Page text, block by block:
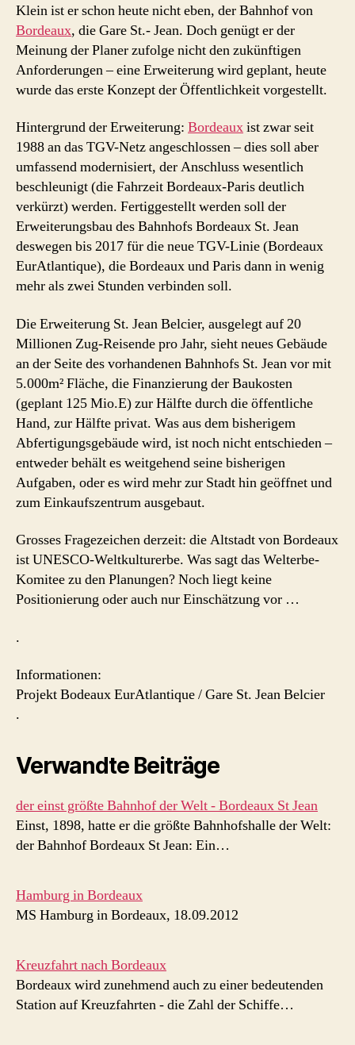
Klein ist er schon heute nicht eben, der Bahnhof von
Bordeaux, die Gare St.- Jean. Doch genügt er der
Meinung der Planer zufolge nicht den zukünftigen
Anforderungen – eine Erweiterung wird geplant, heute
wurde das erste Konzept der Öffentlichkeit vorgestellt.
Hintergrund der Erweiterung: Bordeauxist zwar seit
1988 an das TGV-Netz angeschlossen – dies soll aber
umfassend modernisiert, der Anschluss wesentlich
beschleunigt (die Fahrzeit Bordeaux-Paris deutlich
verkürzt) werden. Fertiggestellt werden soll der
Erweiterungsbau des Bahnhofs Bordeaux St. Jean
deswegen bis 2017 für die neue TGV-Linie (Bordeaux
EurAtlantique), die Bordeaux und Paris dann in wenig
mehr als zwei Stunden verbinden soll.
Die Erweiterung St. Jean Belcier, ausgelegt auf 20
Millionen Zug-Reisende pro Jahr, sieht neues Gebäude
an der Seite des vorhandenen Bahnhofs St. Jean vor mit
5.000m² Fläche, die Finanzierung der Baukosten
(geplant 125 Mio.E) zur Hälfte durch die öffentliche
Hand, zur Hälfte privat. Was aus dem bisherigem
Abfertigungsgebäude wird, ist noch nicht entschieden –
entweder behält es weitgehend seine bisherigen
Aufgaben, oder es wird mehr zur Stadt hin geöffnet und
zum Einkaufszentrum ausgebaut.
Grosses Fragezeichen derzeit: die Altstadt von Bordeaux
ist UNESCO-Weltkulturerbe. Was sagt das Welterbe-
Komitee zu den Planungen? Noch liegt keine
Positionierung oder auch nur Einschätzung vor …
.
Informationen:
Projekt Bodeaux EurAtlantique / Gare St. Jean Belcier
.
Verwandte Beiträge
der einst größte Bahnhof der Welt - Bordeaux St Jean
Einst, 1898, hatte er die größte Bahnhofshalle der Welt:
der Bahnhof Bordeaux St Jean: Ein…
Hamburg in Bordeaux
MS Hamburg in Bordeaux, 18.09.2012
Kreuzfahrt nach Bordeaux
Bordeaux wird zunehmend auch zu einer bedeutenden
Station auf Kreuzfahrten - die Zahl der Schiffe…